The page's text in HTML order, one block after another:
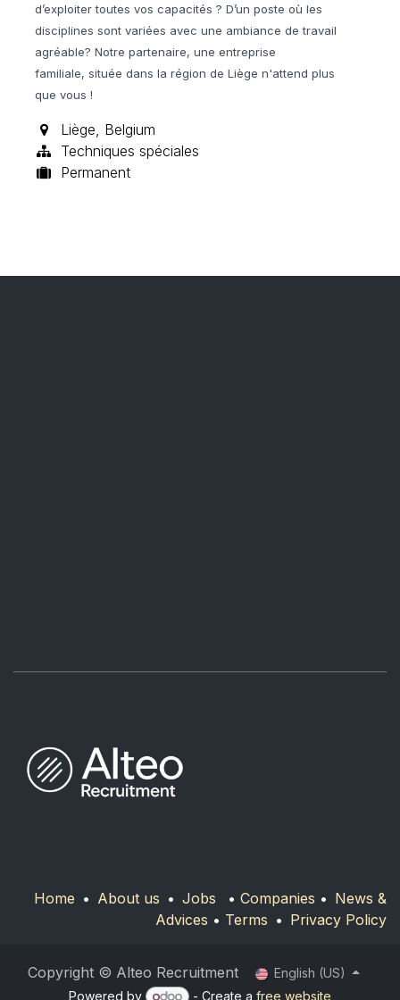
d’exploiter toutes vos capacités ? D’un poste où les
disciplines sont variées avec une ambiance de travail
agréable? Notre partenaire, une entreprise
familiale, située dans la région de Liège n'attend plus
que vous !
Liège, Belgium
Techniques spéciales
Permanent
Home • About us • Jobs • Companies • News &
Advices • Terms • Privacy Policy
Copyright © Alteo Recruitment
English (US)
Powered by
- Create a free website